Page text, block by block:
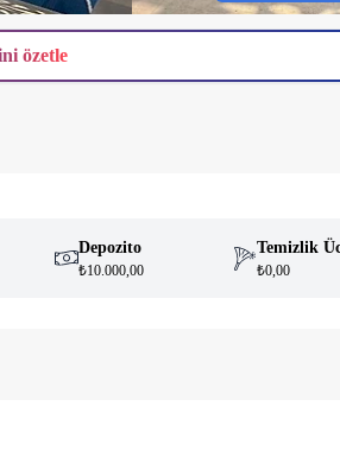
özetle
Depozito
₺10.000,00
Temizlik
₺0,00